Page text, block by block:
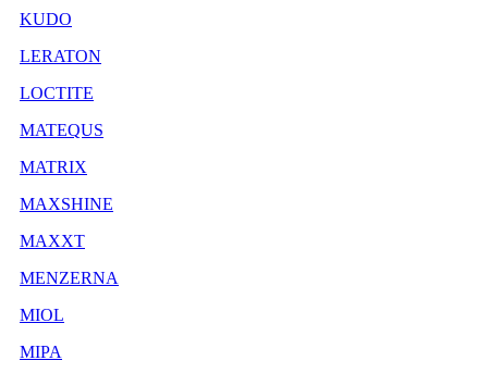
KUDO
LERATON
LOCTITE
MATEQUS
MATRIX
MAXSHINE
MAXXT
MENZERNA
MIOL
MIPA